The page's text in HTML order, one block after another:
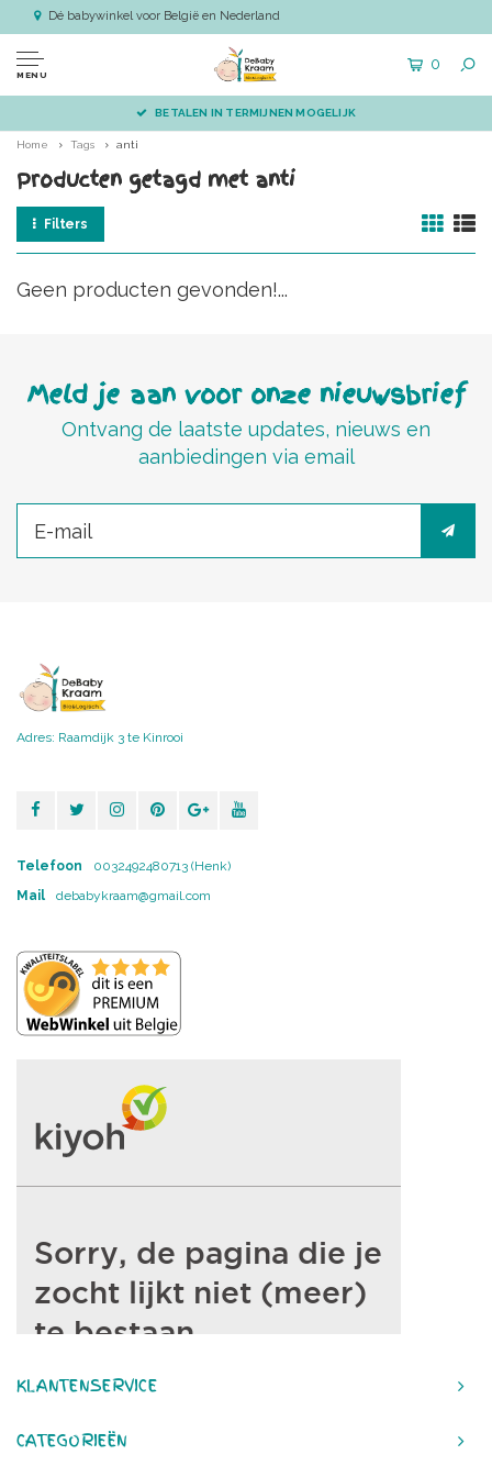
Dé babywinkel voor België en Nederland
MENU
0
BETALEN IN TERMIJNEN MOGELIJK
Home Tags anti
Producten getagd met anti
Filters
Geen producten gevonden!...
Meld je aan voor onze nieuwsbrief
Ontvang de laatste updates, nieuws en
aanbiedingen via email
Adres: Raamdijk 3 te Kinrooi
Telefoon
0032492480713 (Henk)
Mail
debabykraam@gmail.com
KLANTENSERVICE
CATEGORIEËN